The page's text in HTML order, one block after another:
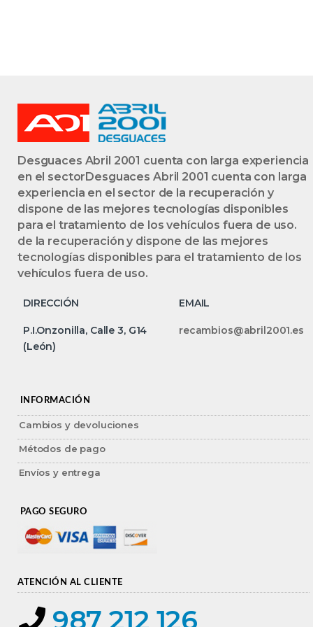
Desguaces Abril 2001 cuenta con larga experiencia
en el sectorDesguaces Abril 2001 cuenta con larga
experiencia en el sector de la recuperación y
dispone de las mejores tecnologías disponibles
para el tratamiento de los vehículos fuera de uso.
de la recuperación y dispone de las mejores
tecnologías disponibles para el tratamiento de los
vehículos fuera de uso.
DIRECCIÓN EMAIL
P.I.Onzonilla, Calle 3, G14
(León)
recambios@abril2001.es
INFORMACIÓN
Cambios y devoluciones
Métodos de pago
Envíos y entrega
PAGO SEGURO
ATENCIÓN AL CLIENTE
987 212 126